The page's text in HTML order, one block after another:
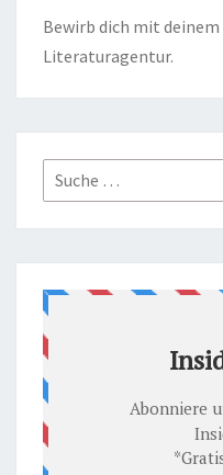
Bewirb dich mit
Literaturagentur.
Suche
nach: